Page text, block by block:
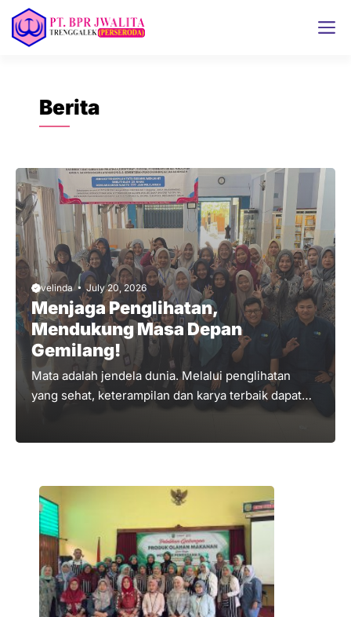
Skip
content
Berita
velinda July 20, 2026
Menjaga Penglihatan,
Mendukung Masa Depan
Gemilang!
Mata adalah jendela dunia. Melalui penglihatan
yang sehat, keterampilan dan karya terbaik dapat
terus diciptakan! PT BPR Jwalita Trenggalek
Tatik Modes, Karangan, dalam rangka bulan Literasi
Keuangan 2026. Melalui sinergi ini, kami
berkomitmen untuk mendukung kesehatan mata
para peserta agar terus semangat dalam mengasah
keterampilan (skill) pembuatan busana tanpa
terkendala masalah penglihatan.